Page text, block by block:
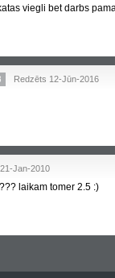
viegli bet darbs
Redzēts 12-Jūn-2016
Jan-2010
laikam tomer 2.5 :)